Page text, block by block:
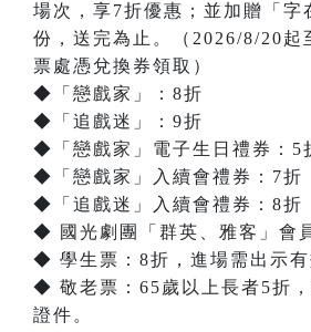
場次，享7折優惠；並加贈「字
份，送完為止。（2026/8/20起
票處憑兌換券領取）
◆「戀戲家」：8折
◆「追戲迷」：9折
◆「戀戲家」電子生日禮券：5
◆「戀戲家」入續會禮券：7折
◆「追戲迷」入續會禮券：8折
◆ 國光劇團「群英、雅客」會
◆ 學生票：8折，進場需出示有
◆ 敬老票：65歲以上長者5折
證件。